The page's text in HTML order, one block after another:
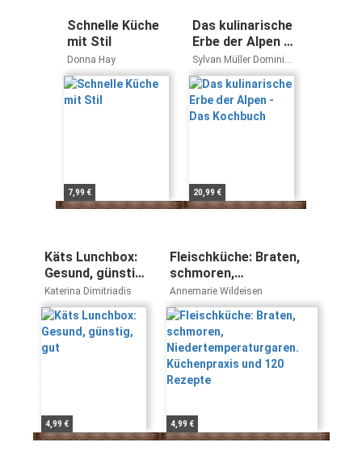
Schnelle Küche
mit Stil
Donna Hay
7,99 €
Das kulinarische
Erbe der Alpen -
Das Kochbuch
Sylvan Müller Dominik
Flammer
20,99 €
Käts Lunchbox:
Gesund, günstig,
gut
Katerina Dimitriadis
4,99 €
Fleischküche: Braten,
schmoren,
Niedertemperaturgaren.
Küchenpraxis und 120
Rezepte
Annemarie Wildeisen
4,99 €